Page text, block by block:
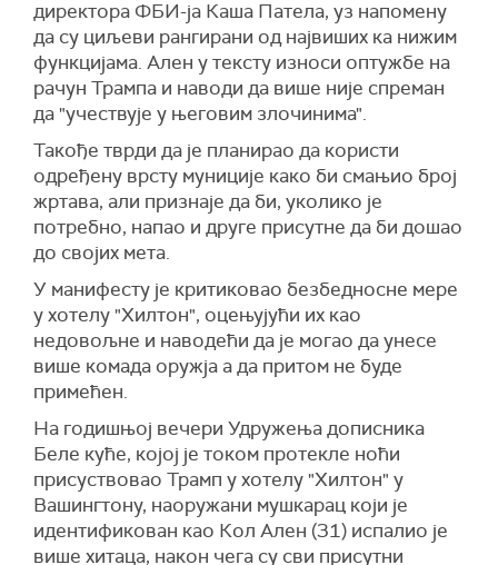
директора ФБИ-ја Каша Патела, уз напомену
да су циљеви рангирани од највиших ка нижим
функцијама. Ален у тексту износи оптужбе на
рачун Трампа и наводи да више није спреман
да "учествује у његовим злочинима".
Такође тврди да је планирао да користи
одређену врсту муниције како би смањио број
жртава, али признаје да би, уколико је
потребно, напао и друге присутне да би дошао
до својих мета.
У манифесту је критиковао безбедносне мере
у хотелу "Хилтон", оцењујући их као
недовољне и наводећи да је могао да унесе
више комада оружја а да притом не буде
примећен.
На годишњој вечери Удружења дописника
Беле куће, којој је током протекле ноћи
присуствовао Трамп у хотелу "Хилтон" у
Вашингтону, наоружани мушкарац који је
идентификован као Кол Ален (31) испалио је
више хитаца, након чега су сви присутни